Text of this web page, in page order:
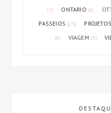
(2) ONTARIO (6)
PASSEIOS (23) PROJETOS
(5) VIAGEM (3)